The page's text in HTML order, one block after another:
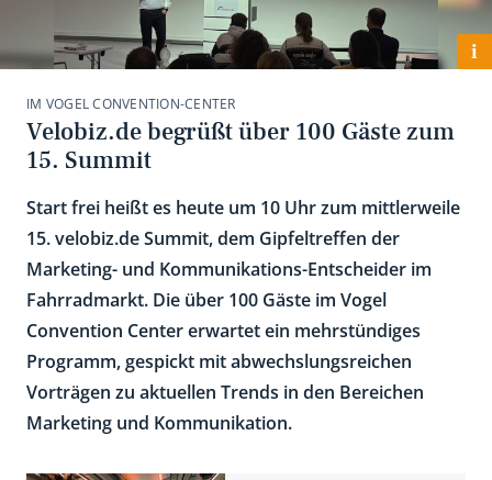
i
IM VOGEL CONVENTION-CENTER
Velobiz.de begrüßt über 100 Gäste zum
15. Summit
Start frei heißt es heute um 10 Uhr zum mittlerweile
15. velobiz.de Summit, dem Gipfeltreffen der
Marketing- und Kommunikations-Entscheider im
Fahrradmarkt. Die über 100 Gäste im Vogel
Convention Center erwartet ein mehrstündiges
Programm, gespickt mit abwechslungsreichen
Vorträgen zu aktuellen Trends in den Bereichen
Marketing und Kommunikation.